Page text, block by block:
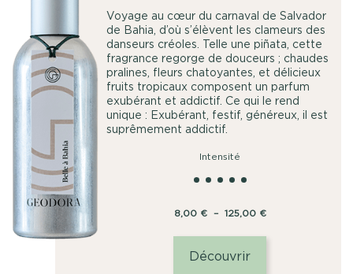
Voyage au cœur du carnaval de Salvador
de Bahia, d’où s’élèvent les clameurs des
danseurs créoles. Telle une piñata, cette
fragrance regorge de douceurs ; chaudes
pralines, fleurs chatoyantes, et délicieux
fruits tropicaux composent un parfum
exubérant et addictif. Ce qui le rend
unique : Exubérant, festif, généreux, il est
suprêmement addictif.
Intensité
8,00€ – 125,00€Plage
Découvrir